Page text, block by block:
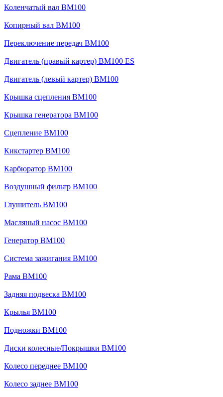
Коленчатый вал BM100
Копирный вал BM100
Переключение передач BM100
Двигатель (правый картер) BM100 ES
Двигатель (левый картер) BM100
Крышка сцепления BM100
Крышка генератора BM100
Сцепление BM100
Кикстартер BM100
Карбюратор BM100
Воздушный фильтр BM100
Глушитель BM100
Масляный насос BM100
Генератор BM100
Система зажигания BM100
Рама BM100
Задняя подвеска BM100
Крылья BM100
Подножки BM100
Диски колесные/Покрышки BM100
Колесо переднее BM100
Колесо заднее BM100